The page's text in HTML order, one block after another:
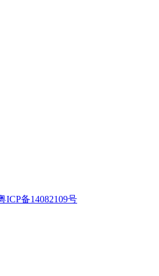
ICP备14082109号